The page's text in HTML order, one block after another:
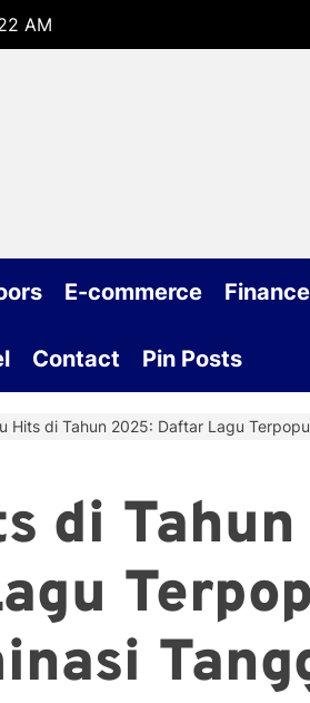
AM
E-commerce Finance
Contact Pin Posts
Hits di Tahun 2025: Daftar Lagu
di